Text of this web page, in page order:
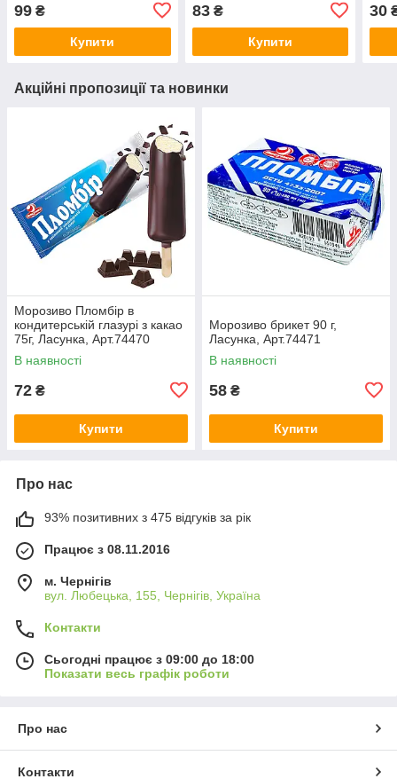
99 ₴
Купити
83₴
Купити
30
Акційні пропозиції та новинки
Морозиво Пломбір в
кондитерській глазурі з какао
75г, Ласунка, Арт.74470
В наявності
72 ₴
Купити
Морозиво брикет 90 г,
Ласунка, Арт.74471
В наявності
58 ₴
Купити
Про нас
93% позитивних з 475 відгуків за рік
Працює з 08.11.2016
м. Чернігів
вул. Любецька, 155, Чернігів, Україна
Контакти
Сьогодні працює з 09:00 до 18:00
Показати весь графік роботи
Про нас
Контакти